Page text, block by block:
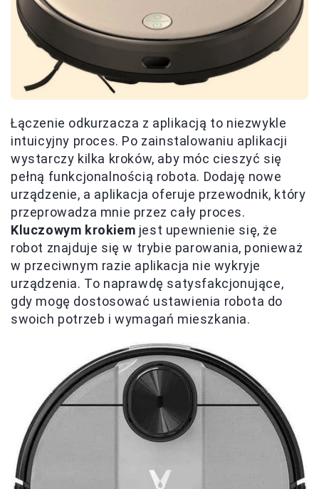
Łączenie odkurzacza z aplikacją to niezwykle
intuicyjny proces. Po zainstalowaniu aplikacji
wystarczy kilka kroków, aby móc cieszyć się
pełną funkcjonalnością robota. Dodaję nowe
urządzenie, a aplikacja oferuje przewodnik, który
przeprowadza mnie przez cały proces.
Kluczowym krokiem jest upewnienie się, że
robot znajduje się w trybie parowania, ponieważ
w przeciwnym razie aplikacja nie wykryje
urządzenia. To naprawdę satysfakcjonujące,
gdy mogę dostosować ustawienia robota do
swoich potrzeb i wymagań mieszkania.